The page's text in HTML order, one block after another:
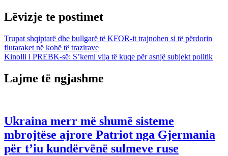
Lëvizje te postimet
Trupat shqiptarë dhe bullgarë të KFOR-it trajnohen si të përdorin
flutaraket në kohë të trazirave
Kinolli i PREBK-së: S’kemi vija të kuqe për asnjë subjekt politik
Lajme të ngjashme
Ukraina merr më shumë sisteme
mbrojtëse ajrore Patriot nga Gjermania
për t’iu kundërvënë sulmeve ruse